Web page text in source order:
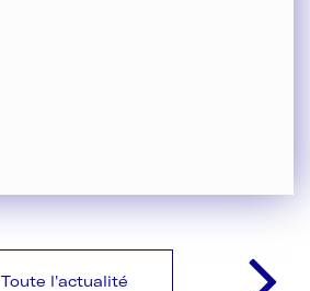
Toute l'actualité